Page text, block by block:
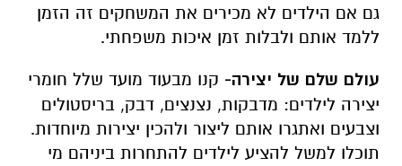
גם אם הילדים לא מכירים את המשחקים זה הזמן
ללמד אותם ולבלות זמן איכות משפחתי.
עולם שלם של יצירה- קנו מבעוד מועד שלל חומרי
יצירה לילדים: מדבקות, נצנצים, דבק, בריסטולים
וצבעים ואתגרו אותם ליצור ולהכין יצירות מיוחדות.
תוכלו למשל להציע לילדים להתחרות ביניהם מי